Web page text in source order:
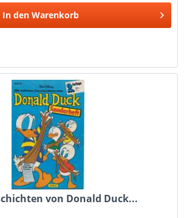
In den Warenkorb
von Donald Duck...